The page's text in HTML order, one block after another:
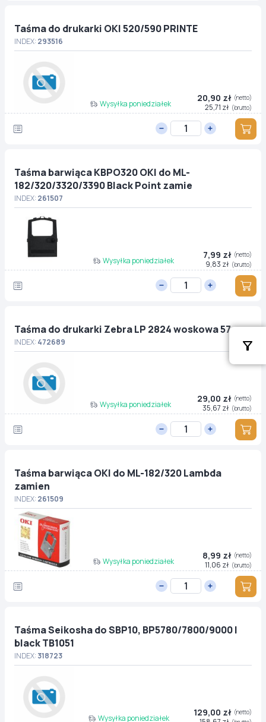
Taśma do drukarki OKI 520/590 PRINTE
INDEX:293516
Wysyłka poniedziałek
20,90 zł (netto)
25,71 zł (brutto)
Taśma barwiąca KBPO320 OKI do ML-
182/320/3320/3390 Black Point zamie
INDEX:261507
Wysyłka poniedziałek
7,99 zł (netto)
9,83 zł (brutto)
Taśma do drukarki Zebra LP 2824 woskowa 57mm
INDEX:472689
Wysyłka poniedziałek
29,00 zł (netto)
35,67 zł (brutto)
Taśma barwiąca OKI do ML-182/320 Lambda
zamien
INDEX:261509
Wysyłka poniedziałek
8,99 zł (netto)
11,06 zł (brutto)
Taśma Seikosha do SBP10, BP5780/7800/9000 |
black TB1051
INDEX:318723
Wysyłka poniedziałek
129,00 zł (netto)